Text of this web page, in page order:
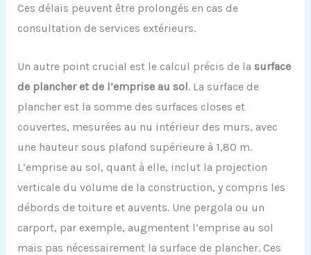
Ces délais peuvent être prolongés en cas de
consultation de services extérieurs.
Un autre point crucial est le calcul précis de la surface
de plancher et de l’emprise au sol. La surface de
plancher est la somme des surfaces closes et
couvertes, mesurées au nu intérieur des murs, avec
une hauteur sous plafond supérieure à 1,80 m.
L’emprise au sol, quant à elle, inclut la projection
verticale du volume de la construction, y compris les
débords de toiture et auvents. Une pergola ou un
carport, par exemple, augmentent l’emprise au sol
mais pas nécessairement la surface de plancher. Ces